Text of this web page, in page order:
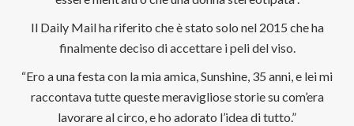
Il Daily Mail ha riferito che è stato solo nel 2015 che ha
finalmente deciso di accettare i peli del viso.
“Ero a una festa con la mia amica, Sunshine, 35 anni, e lei mi
raccontava tutte queste meravigliose storie su com’era
lavorare al circo, e ho adorato l’idea di tutto.”